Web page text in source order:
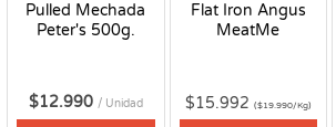
Pulled Mechada
Peter's 500g.
$12.990 / Unidad
Flat Iron Angus
MeatMe
$15.992 ($19.990/Kg)